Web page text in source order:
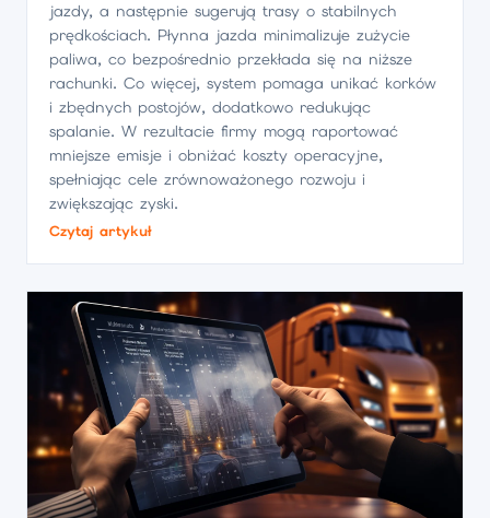
jazdy, a następnie sugerują trasy o stabilnych
prędkościach. Płynna jazda minimalizuje zużycie
paliwa, co bezpośrednio przekłada się na niższe
rachunki. Co więcej, system pomaga unikać korków
i zbędnych postojów, dodatkowo redukując
spalanie. W rezultacie firmy mogą raportować
mniejsze emisje i obniżać koszty operacyjne,
spełniając cele zrównoważonego rozwoju i
zwiększając zyski.
Czytaj artykuł